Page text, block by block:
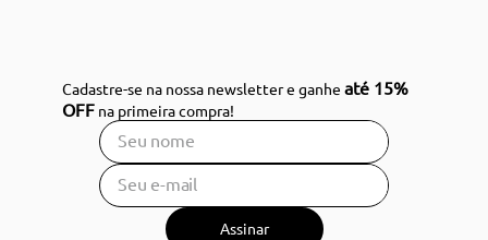
Cadastre-se na nossa newsletter e ganheaté 15%
OFF na primeira compra!
Assinar